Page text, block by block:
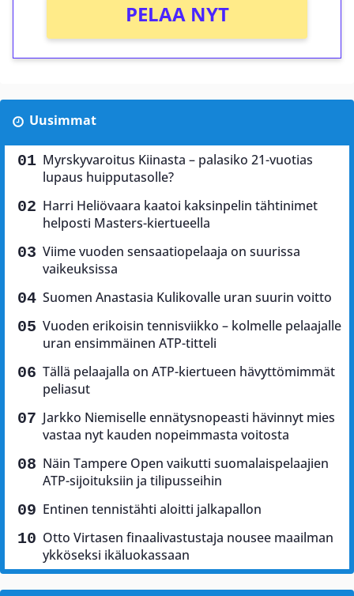
PELAA NYT
Uusimmat
Myrskyvaroitus Kiinasta – palasiko 21-vuotias
lupaus huipputasolle?
Harri Heliövaara kaatoi kaksinpelin tähtinimet
helposti Masters-kiertueella
Viime vuoden sensaatiopelaaja on suurissa
vaikeuksissa
Suomen Anastasia Kulikovalle uran suurin voitto
Vuoden erikoisin tennisviikko – kolmelle pelaajalle
uran ensimmäinen ATP-titteli
Tällä pelaajalla on ATP-kiertueen hävyttömimmät
peliasut
Jarkko Niemiselle ennätysnopeasti hävinnyt mies
vastaa nyt kauden nopeimmasta voitosta
Näin Tampere Open vaikutti suomalaispelaajien
ATP-sijoituksiin ja tilipusseihin
Entinen tennistähti aloitti jalkapallon
Otto Virtasen finaalivastustaja nousee maailman
ykköseksi ikäluokassaan